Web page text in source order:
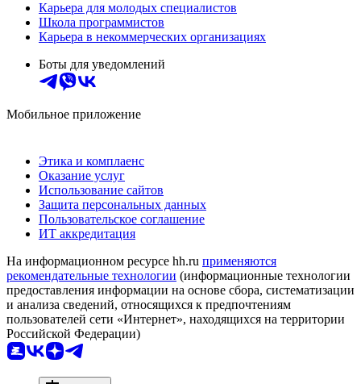
Карьера для молодых специалистов
Школа программистов
Карьера в некоммерческих организациях
Боты для уведомлений
Мобильное приложение
Этика и комплаенс
Оказание услуг
Использование сайтов
Защита персональных данных
Пользовательское соглашение
ИТ аккредитация
На информационном ресурсе hh.ru применяются
рекомендательные технологии (информационные технологии
предоставления информации на основе сбора, систематизации
и анализа сведений, относящихся к предпочтениям
пользователей сети «Интернет», находящихся на территории
Российской Федерации)